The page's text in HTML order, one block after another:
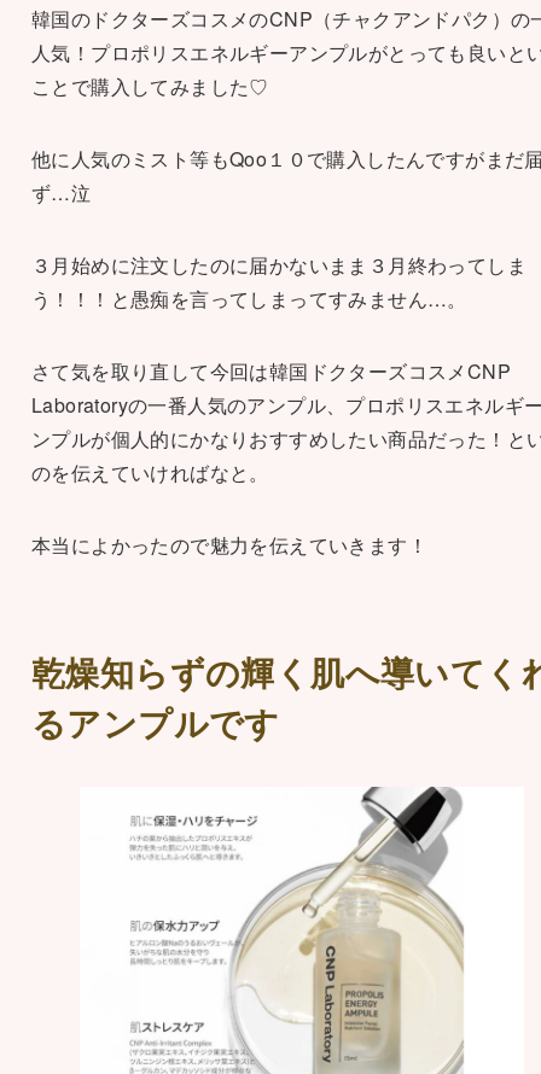
韓国のドクターズコスメのCNP（チャクアンドパク）の
人気！プロポリスエネルギーアンプルがとっても良いと
ことで購入してみました♡
他に人気のミスト等もQoo１０で購入したんですがまだ
ず…泣
３月始めに注文したのに届かないまま３月終わってしま
う！！！と愚痴を言ってしまってすみません…。
さて気を取り直して今回は韓国ドクターズコスメCNP
Laboratoryの一番人気のアンプル、プロポリスエネルギ
ンプルが個人的にかなりおすすめしたい商品だった！と
のを伝えていければなと。
本当によかったので魅力を伝えていきます！
乾燥知らずの輝く肌へ導いてく
るアンプルです